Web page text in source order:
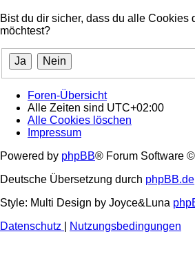
Bist du dir sicher, dass du alle Cookies
möchtest?
Foren-Übersicht
Alle Zeiten sind UTC+02:00
Alle Cookies löschen
Impressum
Powered by phpBB® Forum Software
Deutsche Übersetzung durch phpBB.de
Style: Multi Design by Joyce&Luna
Datenschutz
Nutzungsbedingungen